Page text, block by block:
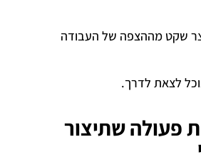
שקט מההצפה של העבודה
לצאת לדרך.
פעולה שתיצור